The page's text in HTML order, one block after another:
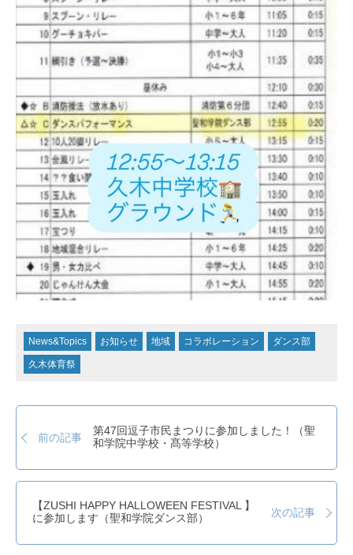
News&Topics お知らせ 地域 コラボレーション ダンス部
久木体育祭
前の記事
第47回逗子市民まつりに参加しました！（聖
和学院中学校・髙等学校）
【ZUSHI HAPPY HALLOWEEN FESTIVAL 】
に参加します（聖和学院ダンス部）
次の記事